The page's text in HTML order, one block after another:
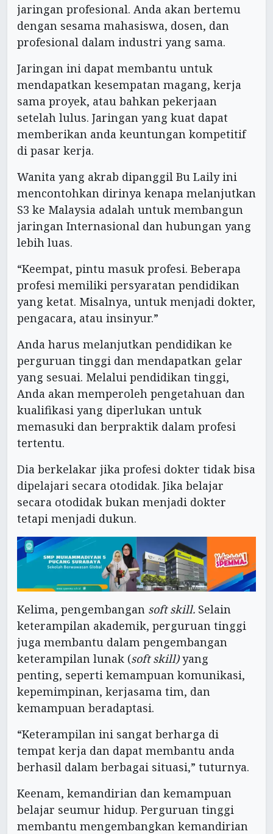
jaringan profesional. Anda akan bertemu
dengan sesama mahasiswa, dosen, dan
profesional dalam industri yang sama.
Jaringan ini dapat membantu untuk
mendapatkan kesempatan magang, kerja
sama proyek, atau bahkan pekerjaan
setelah lulus. Jaringan yang kuat dapat
memberikan anda keuntungan kompetitif
di pasar kerja.
Wanita yang akrab dipanggil Bu Laily ini
mencontohkan dirinya kenapa melanjutkan
S3 ke Malaysia adalah untuk membangun
jaringan Internasional dan hubungan yang
lebih luas.
“Keempat, pintu masuk profesi. Beberapa
profesi memiliki persyaratan pendidikan
yang ketat. Misalnya, untuk menjadi dokter,
pengacara, atau insinyur.”
Anda harus melanjutkan pendidikan ke
perguruan tinggi dan mendapatkan gelar
yang sesuai. Melalui pendidikan tinggi,
Anda akan memperoleh pengetahuan dan
kualifikasi yang diperlukan untuk
memasuki dan berpraktik dalam profesi
tertentu.
Dia berkelakar jika profesi dokter tidak bisa
dipelajari secara otodidak. Jika belajar
secara otodidak bukan menjadi dokter
tetapi menjadi dukun.
Kelima, pengembangan soft skill. Selain
keterampilan akademik, perguruan tinggi
juga membantu dalam pengembangan
keterampilan lunak (soft skill)yang
penting, seperti kemampuan komunikasi,
kepemimpinan, kerjasama tim, dan
kemampuan beradaptasi.
“Keterampilan ini sangat berharga di
tempat kerja dan dapat membantu anda
berhasil dalam berbagai situasi,” tuturnya.
Keenam, kemandirian dan kemampuan
belajar seumur hidup. Perguruan tinggi
membantu mengembangkan kemandirian